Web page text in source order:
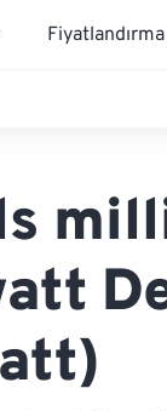
Fiyatlandırma